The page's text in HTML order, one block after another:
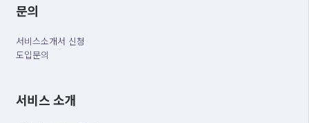
문의
서비스소개서 신청
도입문의
서비스 소개